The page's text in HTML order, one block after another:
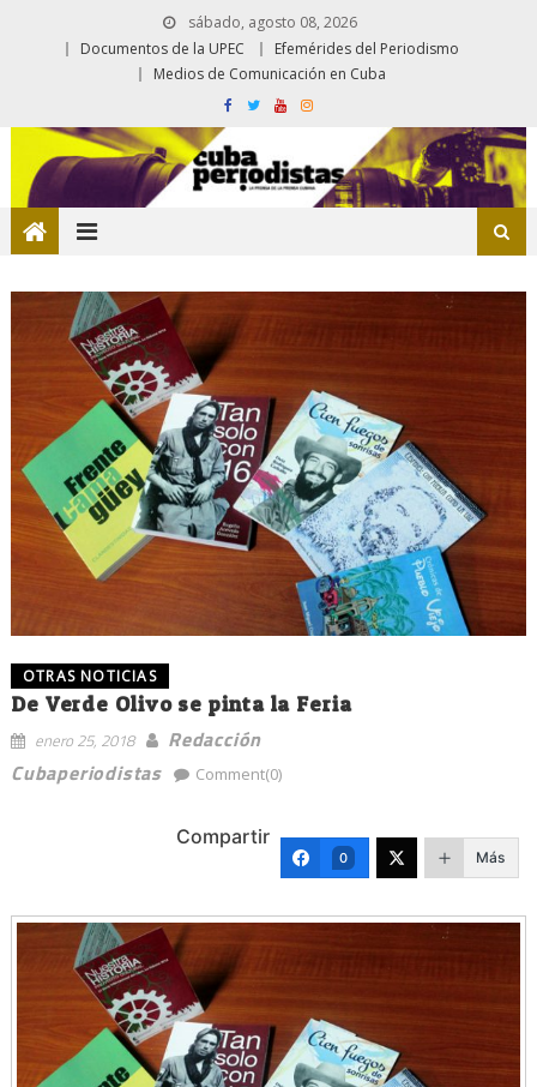
sábado, agosto 08, 2026
Documentos de la UPEC
Efemérides del Periodismo
Medios de Comunicación en Cuba
OTRAS NOTICIAS
De Verde Olivo se pinta la Feria
enero 25, 2018
Redacción
Cubaperiodistas
Comment(0)
Compartir
0 Más